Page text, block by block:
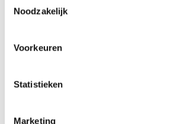
Noodzakelijk
Voorkeuren
Statistieken
Marketing
maar ook als je voor een dressed-up look
onze verschillende armbandjes en creëer